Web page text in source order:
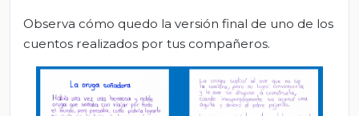
Observa cómo quedo la versión final de uno de los
cuentos realizados por tus compañeros.